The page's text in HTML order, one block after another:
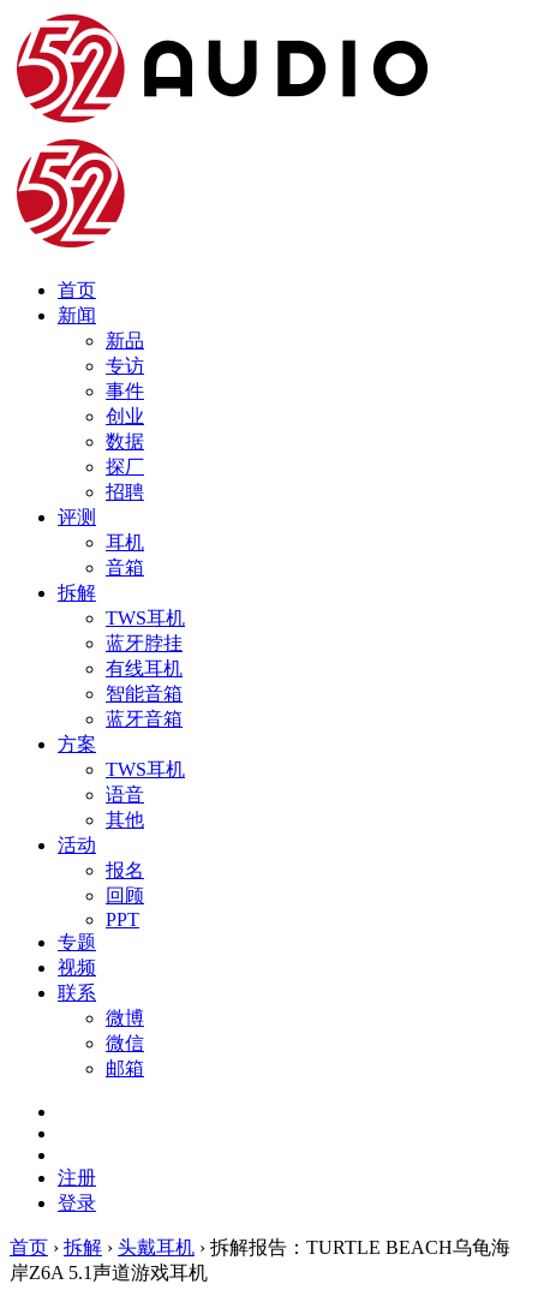
首页
新闻
新品
专访
事件
创业
数据
探厂
招聘
评测
耳机
音箱
拆解
TWS耳机
蓝牙脖挂
有线耳机
智能音箱
蓝牙音箱
方案
TWS耳机
语音
其他
活动
报名
回顾
PPT
专题
视频
联系
微博
微信
邮箱
注册
登录
首页 › 拆解 › 头戴耳机 › 拆解报告：TURTLE BEACH乌龟海
岸Z6A 5.1声道游戏耳机